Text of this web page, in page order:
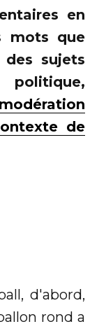
en
mots que
sujets
de
d'abord,
rond a